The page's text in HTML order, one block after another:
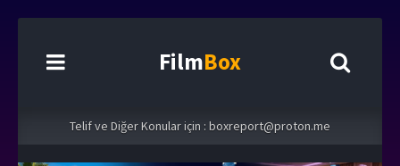
FilmBox
Telif ve Diğer Konular için : boxreport@proton.me